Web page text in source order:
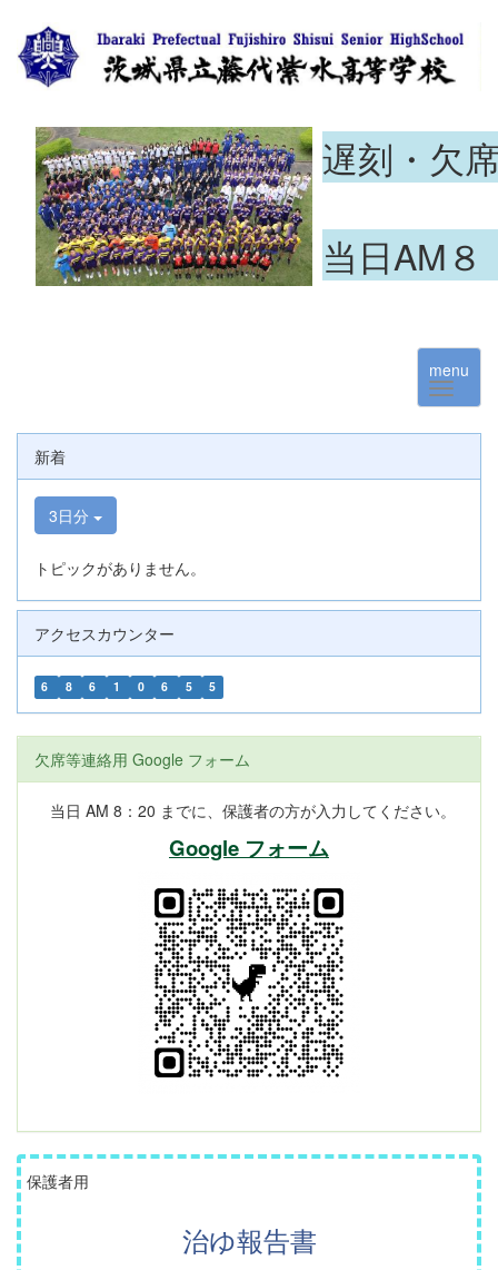
遅刻・欠
当日AM
menu
新着
3日分
トピックがありません。
アクセスカウンター
6 8 6 1 0 6 5 5
欠席等連絡用 Google フォーム
当日 AM 8：20 までに、保護者の方が入力してください。
Google フォーム
保護者用
治ゆ報告書